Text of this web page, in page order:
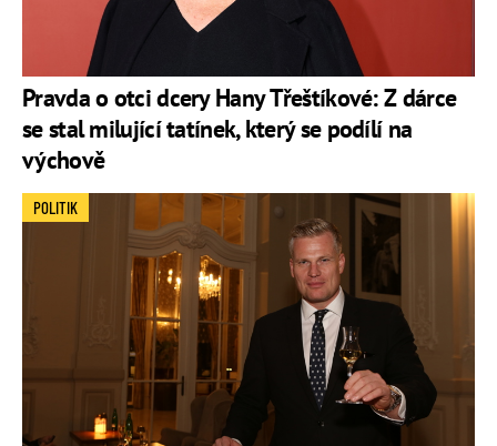
Pravda o otci dcery Hany Třeštíkové: Z dárce
se stal milující tatínek, který se podílí na
výchově
POLITIK